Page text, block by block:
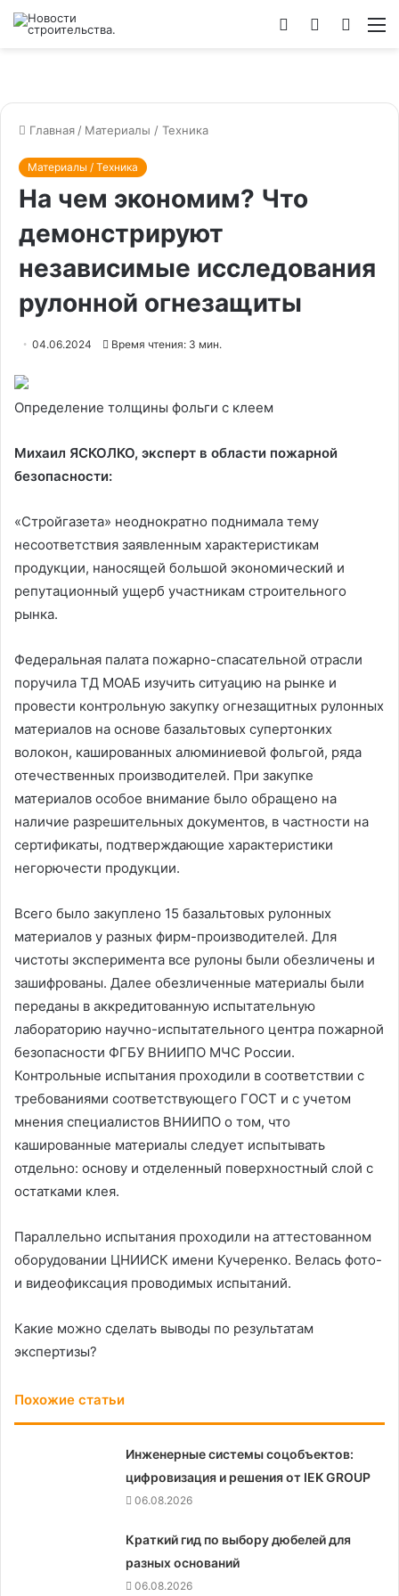
Switch
Войти
Главная / Материалы / Техника
Материалы / Техника
На чем экономим? Что
демонстрируют
независимые исследования
рулонной огнезащиты
04.06.2024 Время чтения: 3 мин.
Определение толщины фольги с клеем
Михаил ЯСКОЛКО, эксперт в области пожарной
безопасности:
«Стройгазета» неоднократно поднимала тему
несоответствия заявленным характеристикам
продукции, наносящей большой экономический и
репутационный ущерб участникам строительного
рынка.
Федеральная палата пожарно-спасательной отрасли
поручила ТД МОАБ изучить ситуацию на рынке и
провести контрольную закупку огнезащитных рулонных
материалов на основе базальтовых супертонких
волокон, кашированных алюминиевой фольгой, ряда
отечественных производителей. При закупке
материалов особое внимание было обращено на
наличие разрешительных документов, в частности на
сертификаты, подтверждающие характеристики
негорючести продукции.
Всего было закуплено 15 базальтовых рулонных
материалов у разных фирм-производителей. Для
чистоты эксперимента все рулоны были обезличены и
зашифрованы. Далее обезличенные материалы были
переданы в аккредитованную испытательную
лабораторию научно-испытательного центра пожарной
безопасности ФГБУ ВНИИПО МЧС России.
Контрольные испытания проходили в соответствии с
требованиями соответствующего ГОСТ и с учетом
мнения специалистов ВНИИПО о том, что
кашированные материалы следует испытывать
отдельно: основу и отделенный поверхностный слой с
остатками клея.
Параллельно испытания проходили на аттестованном
оборудовании ЦНИИСК имени Кучеренко. Велась фото-
и видеофиксация проводимых испытаний.
Какие можно сделать выводы по результатам
экспертизы?
Похожие статьи
Инженерные системы соцобъектов:
цифровизация и решения от IEK GROUP
06.08.2026
Краткий гид по выбору дюбелей для
разных оснований
06.08.2026